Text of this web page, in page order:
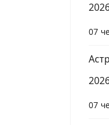
07
07